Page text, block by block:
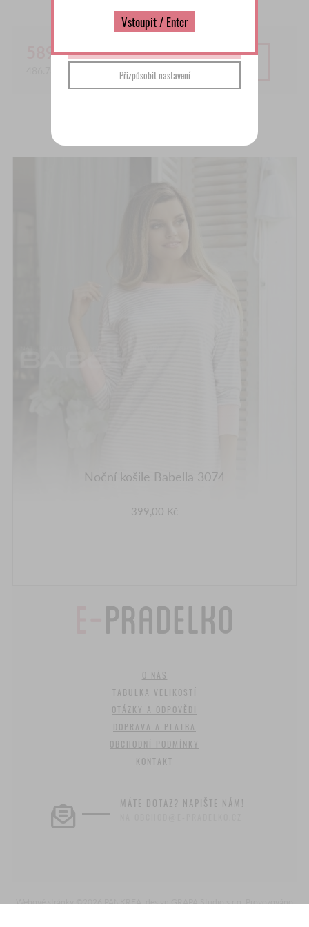
589.00Kč PŘIDAT DO KOŠÍKU
Noční košile Babella 3074
399,00 Kč
O NÁS
TABULKA VELIKOSTÍ
OTÁZKY A ODPOVĚDI
DOPRAVA A PLATBA
OBCHODNÍ PODMÍNKY
KONTAKT
MÁTE DOTAZ? NAPIŠTE NÁM!
Webové stránky ©2026 PANKREA,design GRAPA Studio s.r.o.,Provozováno
Vstoupit / Enter
Přizpůsobit nastavení